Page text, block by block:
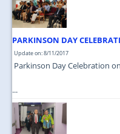
PARKINSON DAY
Update on: 8/11/2017
Parkinson Day Celebration
...